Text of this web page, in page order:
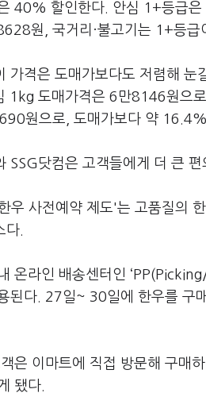
40% 할인한다. 안심 1+등급
원, 국거리·불고기는 1+등
가격은 도매가보다도 저렴해
1kg 도매가격은 6만8146원으
원으로, 도매가보다 약 16.4%
SSG닷컴은 고객들에게 더 큰
우 사전예약 제도'는 고품질의
다.
온라인 배송센터인
된다. 27일~ 30일에 한우를 구
은 이마트에 직접 방문해 구매
됐다.